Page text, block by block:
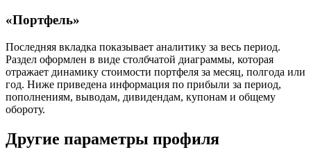
«Портфель»
Последняя вкладка показывает аналитику за весь период.
Раздел оформлен в виде столбчатой диаграммы, которая
отражает динамику стоимости портфеля за месяц, полгода или
год. Ниже приведена информация по прибыли за период,
пополнениям, выводам, дивидендам, купонам и общему
обороту.
Другие параметры профиля